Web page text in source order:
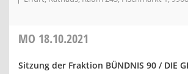
MO 18.10.2021
Sitzung der Fraktion BÜNDNIS 90 / DIE